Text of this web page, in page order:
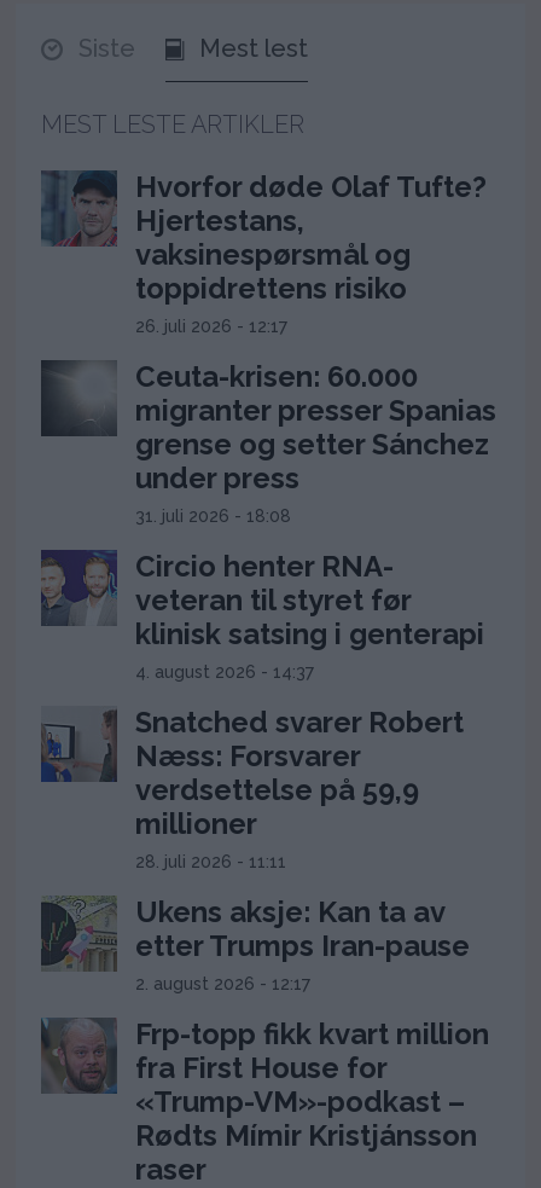
Siste Mest lest
MEST LESTE ARTIKLER
Hvorfor døde Olaf Tufte?
Hjertestans,
vaksinespørsmål og
toppidrettens risiko
26. juli 2026 - 12:17
Ceuta-krisen: 60.000
migranter presser Spanias
grense og setter Sánchez
under press
31. juli 2026 - 18:08
Circio henter RNA-
veteran til styret før
klinisk satsing i genterapi
4. august 2026 - 14:37
Snatched svarer Robert
Næss: Forsvarer
verdsettelse på 59,9
millioner
28. juli 2026 - 11:11
Ukens aksje: Kan ta av
etter Trumps Iran-pause
2. august 2026 - 12:17
Frp-topp fikk kvart million
fra First House for
«Trump-VM»-podkast –
Rødts Mímir Kristjánsson
raser